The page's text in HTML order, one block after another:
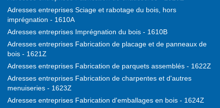
Adresses entreprises Sciage et rabotage du bois, hors
imprégnation - 1610A
Adresses entreprises Imprégnation du bois - 1610B
Adresses entreprises Fabrication de placage et de panneaux de
bois - 1621Z
Adresses entreprises Fabrication de parquets assemblés - 1622Z
Adresses entreprises Fabrication de charpentes et d'autres
menuiseries - 1623Z
Adresses entreprises Fabrication d'emballages en bois - 1624Z